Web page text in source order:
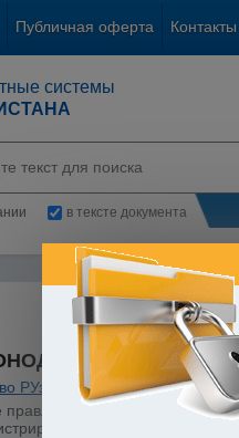
Публичная оферта Контакты
системы
в тексте документа
РУз Банки. Кредитование.
правления Центрального
МЮ 22.03.2005 г. N